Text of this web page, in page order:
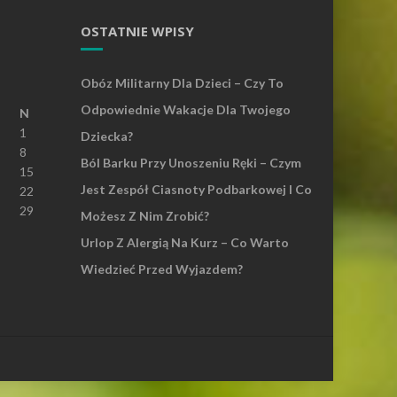
N
1
8
15
22
29
OSTATNIE WPISY
Obóz Militarny Dla Dzieci – Czy To
Odpowiednie Wakacje Dla Twojego
Dziecka?
Ból Barku Przy Unoszeniu Ręki – Czym
Jest Zespół Ciasnoty Podbarkowej I Co
Możesz Z Nim Zrobić?
Urlop Z Alergią Na Kurz – Co Warto
Wiedzieć Przed Wyjazdem?